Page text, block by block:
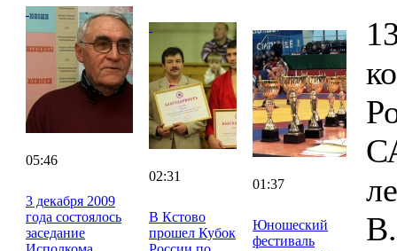
05:46
3 декабря 2009
года состоялось
заседание
02:31
В Кстово
прошел Кубок
01:37
Юношеский
фестиваль